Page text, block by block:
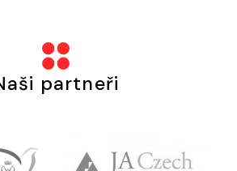
partneři